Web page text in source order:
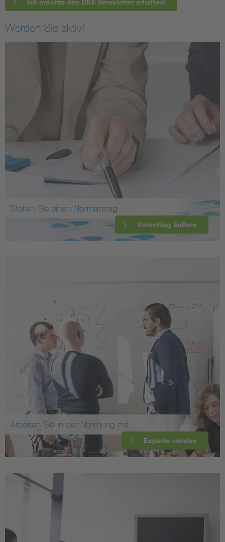
Werden Sie aktiv!
Stellen Sie einen Normantrag
Vorschlag äußern
Arbeiten Sie in der Normung mit
Experte werden